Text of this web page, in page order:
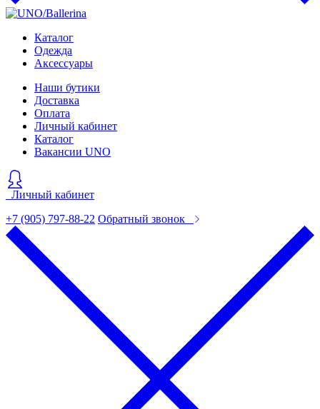
Каталог
Одежда
Аксессуары
Наши бутики
Доставка
Оплата
Личный кабинет
Каталог
Вакансии UNO
Личный кабинет
+7 (905) 797-88-22 Обратный звонок